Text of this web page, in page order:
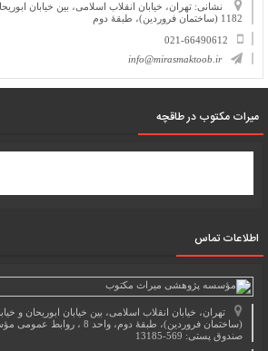
نشانی: تهران، خیابان انقلاب اسلامی، بین خیابان
1182 (ساختمان فروردین)، طبقۀ دوم
021-66490612
info@mirasmaktoob.ir
میرات مکتوب در طاقچه
اطلاعات تماس
(ساختمان فروردین)، طبقۀ دوم،
صندوق پستی: 569-13185